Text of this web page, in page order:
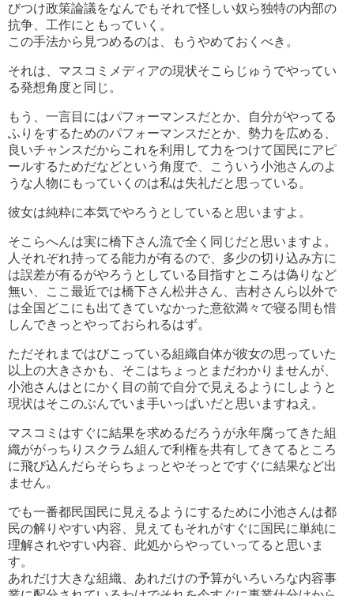
びつけ政策論議をなんでもそれで怪しい奴ら独特の内部の
抗争、工作にともっていく。
この手法から見つめるのは、もうやめておくべき。
それは、マスコミメディアの現状そこらじゅうでやってい
る発想角度と同じ。
もう、一言目にはパフォーマンスだとか、自分がやってる
ふりをするためのパフォーマンスだとか、勢力を広める、
良いチャンスだからこれを利用して力をつけて国民にアピ
ールするためだなどという角度で、こういう小池さんのよ
うな人物にもっていくのは私は失礼だと思っている。
彼女は純粋に本気でやろうとしていると思いますよ。
そこらへんは実に橋下さん流で全く同じだと思いますよ。
人それぞれ持ってる能力が有るので、多少の切り込み方に
は誤差が有るがやろうとしている目指すところは偽りなど
無い、ここ最近では橋下さん松井さん、吉村さんら以外で
は全国どこにも出てきていなかった意欲満々で寝る間も惜
しんできっとやっておられるはず。
ただそれまではびこっている組織自体が彼女の思っていた
以上の大きさかも、そこはちょっとまだわかりませんが、
小池さんはとにかく目の前で自分で見えるようにしようと
現状はそこのぶんでいま手いっぱいだと思いますねえ。
マスコミはすぐに結果を求めるだろうが永年腐ってきた組
織ががっちりスクラム組んで利権を共有してきてるところ
に飛び込んだらそらちょっとやそっとですぐに結果など出
ません。
でも一番都民国民に見えるようにするために小池さんは都
民の解りやすい内容、見えてもそれがすぐに国民に単純に
理解されやすい内容、此処からやっていってると思いま
す。
あれだけ大きな組織、あれだけの予算がいろいろな内容事